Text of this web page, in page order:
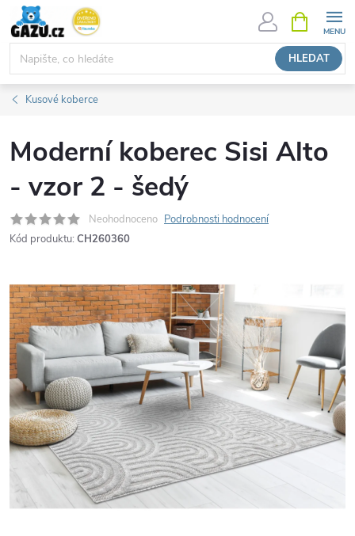
Přejít
obsah
HLEDAT
NÁKUPNÍ
KOŠÍK
Kusové koberce
Moderní koberec Sisi Alto
- vzor 2 - šedý
Neohodnoceno Podrobnosti hodnocení
Kód produktu: CH260360